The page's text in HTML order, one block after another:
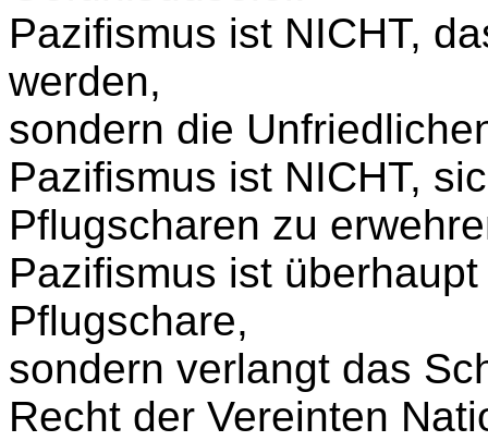
Pazifismus ist NICHT,
werden,
sondern die
Pazifismus ist NICHT,
Pflugscharen zu
Pazifismus ist
Pflugschare,
sondern verlangt das
Recht der Vereinten